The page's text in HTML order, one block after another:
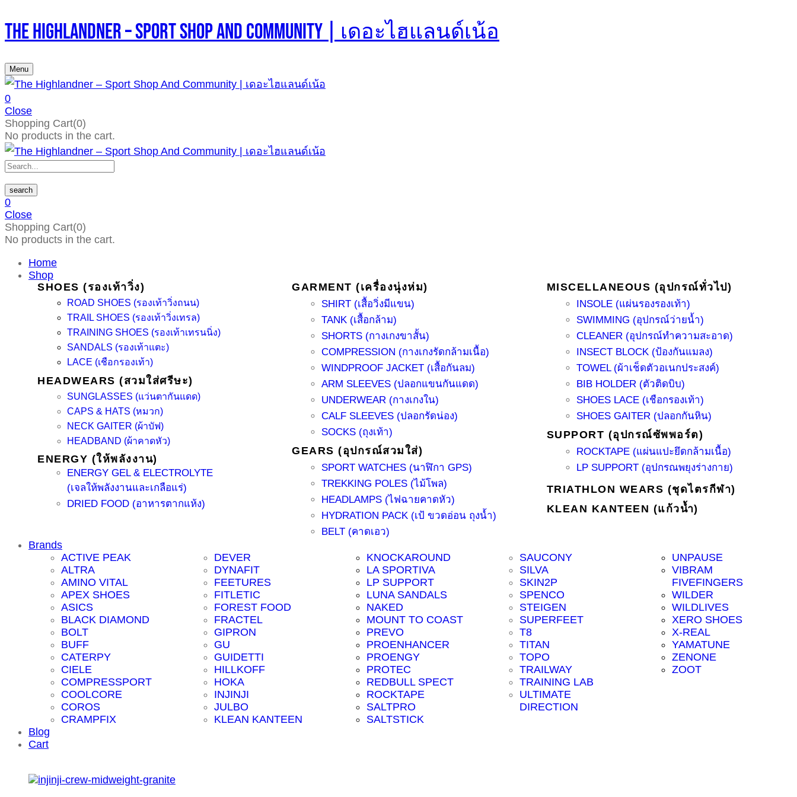
The Highlandner – Sport Shop And Community | เดอะไฮแลนด์เน้อ
Menu
0
Close
Shopping Cart(0)
No products in the cart.
search
0
Close
Shopping Cart(0)
No products in the cart.
Home
Shop
SHOES (รองเท้าวิ่ง)
ROAD SHOES (รองเท้าวิ่งถนน)
TRAIL SHOES (รองเท้าวิ่งเทรล)
TRAINING SHOES (รองเท้าเทรนนิ่ง)
SANDALS (รองเท้าแตะ)
LACE (เชือกรองเท้า)
HEADWEARS (สวมใส่ศรีษะ)
SUNGLASSES (แว่นตากันแดด)
CAPS & HATS (หมวก)
NECK GAITER (ผ้าบัฟ)
HEADBAND (ผ้าคาดหัว)
ENERGY (ให้พลังงาน)
ENERGY GEL & ELECTROLYTE
(เจลให้พลังงานและเกลือแร่)
DRIED FOOD (อาหารตากแห้ง)
GARMENT (เครื่องนุ่งห่ม)
SHIRT (เสื้อวิ่งมีแขน)
TANK (เสื้อกล้าม)
SHORTS (กางเกงขาสั้น)
COMPRESSION (กางเกงรัดกล้ามเนื้อ)
WINDPROOF JACKET (เสื้อกันลม)
ARM SLEEVES (ปลอกแขนกันแดด)
UNDERWEAR (กางเกงใน)
CALF SLEEVES (ปลอกรัดน่อง)
SOCKS (ถุงเท้า)
GEARS (อุปกรณ์สวมใส่)
SPORT WATCHES (นาฬิกา GPS)
TREKKING POLES (ไม้โพล)
HEADLAMPS (ไฟฉายคาดหัว)
HYDRATION PACK (เป้ ขวดอ่อน ถุงน้ำ)
BELT (คาดเอว)
MISCELLANEOUS (อุปกรณ์ทั่วไป)
INSOLE (แผ่นรองรองเท้า)
SWIMMING (อุปกรณ์ว่ายน้ำ)
CLEANER (อุปกรณ์ทำความสะอาด)
INSECT BLOCK (ป้องกันแมลง)
TOWEL (ผ้าเช็ดตัวอเนกประสงค์)
BIB HOLDER (ตัวติดบิบ)
SHOES LACE (เชือกรองเท้า)
SHOES GAITER (ปลอกกันหิน)
SUPPORT (อุปกรณ์ซัพพอร์ต)
ROCKTAPE (แผ่นแปะยึดกล้ามเนื้อ)
LP SUPPORT (อุปกรณพยุงร่างกาย)
TRIATHLON WEARS (ชุดไตรกีฬา)
KLEAN KANTEEN (แก้วน้ำ)
Brands
ACTIVE PEAK
ALTRA
AMINO VITAL
APEX SHOES
ASICS
BLACK DIAMOND
BOLT
BUFF
CATERPY
CIELE
COMPRESSPORT
COOLCORE
COROS
CRAMPFIX
DEVER
DYNAFIT
FEETURES
FITLETIC
FOREST FOOD
FRACTEL
GIPRON
GU
GUIDETTI
HILLKOFF
HOKA
INJINJI
JULBO
KLEAN KANTEEN
KNOCKAROUND
LA SPORTIVA
LP SUPPORT
LUNA SANDALS
NAKED
MOUNT TO COAST
PREVO
PROENHANCER
PROENGY
PROTEC
REDBULL SPECT
ROCKTAPE
SALTPRO
SALTSTICK
SAUCONY
SILVA
SKIN2P
SPENCO
STEIGEN
SUPERFEET
T8
TITAN
TOPO
TRAILWAY
TRAINING LAB
ULTIMATE
DIRECTION
UNPAUSE
VIBRAM
FIVEFINGERS
WILDER
WILDLIVES
XERO SHOES
X-REAL
YAMATUNE
ZENONE
ZOOT
Blog
Cart